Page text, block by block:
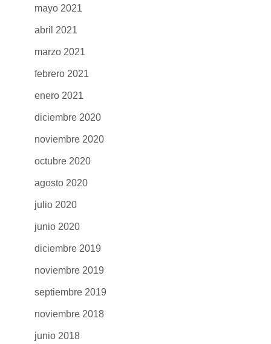
mayo 2021
abril 2021
marzo 2021
febrero 2021
enero 2021
diciembre 2020
noviembre 2020
octubre 2020
agosto 2020
julio 2020
junio 2020
diciembre 2019
noviembre 2019
septiembre 2019
noviembre 2018
junio 2018